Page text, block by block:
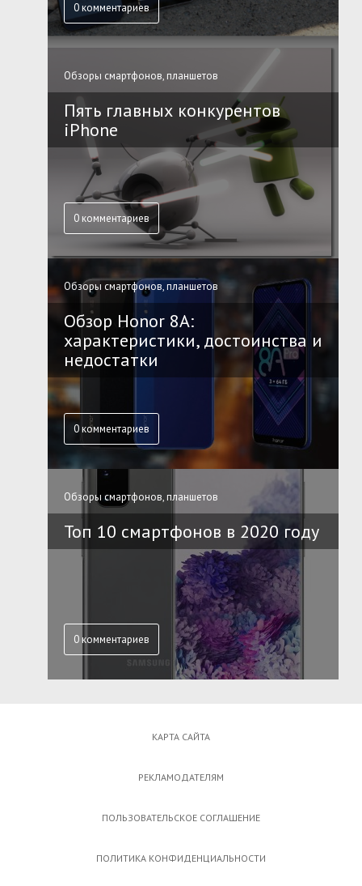
0 комментариев
Обзоры смартфонов, планшетов
Пять главных конкурентов
iPhone
0 комментариев
Обзоры смартфонов, планшетов
Обзор Honor 8A:
характеристики, достоинства и
недостатки
0 комментариев
Обзоры смартфонов, планшетов
Топ 10 смартфонов в 2020 году
0 комментариев
КАРТА САЙТА
РЕКЛАМОДАТЕЛЯМ
ПОЛЬЗОВАТЕЛЬСКОЕ СОГЛАШЕНИЕ
ПОЛИТИКА КОНФИДЕНЦИАЛЬНОСТИ